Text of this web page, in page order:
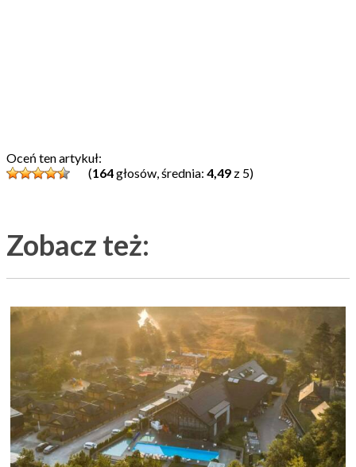
Oceń ten artykuł:
(164głosów, średnia: 4,49 z 5)
Zobacz też: